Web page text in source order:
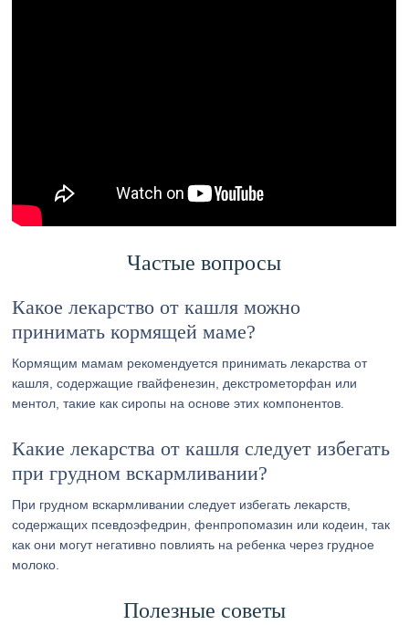
Частые вопросы
Какое лекарство от кашля можно
принимать кормящей маме?
Кормящим мамам рекомендуется принимать лекарства от
кашля, содержащие гвайфенезин, декстрометорфан или
ментол, такие как сиропы на основе этих компонентов.
Какие лекарства от кашля следует избегать
при грудном вскармливании?
При грудном вскармливании следует избегать лекарств,
содержащих псевдоэфедрин, фенпропомазин или кодеин, так
как они могут негативно повлиять на ребенка через грудное
молоко.
Полезные советы